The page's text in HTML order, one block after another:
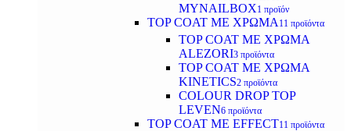
MYNAILBOX1 προϊόν
TOP COAT ΜΕ ΧΡΩΜΑ 11 προϊόντα
TOP COAT ΜΕ ΧΡΩΜΑ
ALEZORI3 προϊόντα
TOP COAT ΜΕ ΧΡΩΜΑ
KINETICS2 προϊόντα
COLOUR DROP TOP
LEVEN6 προϊόντα
TOP COAT ΜΕ EFFECT11 προϊόντα